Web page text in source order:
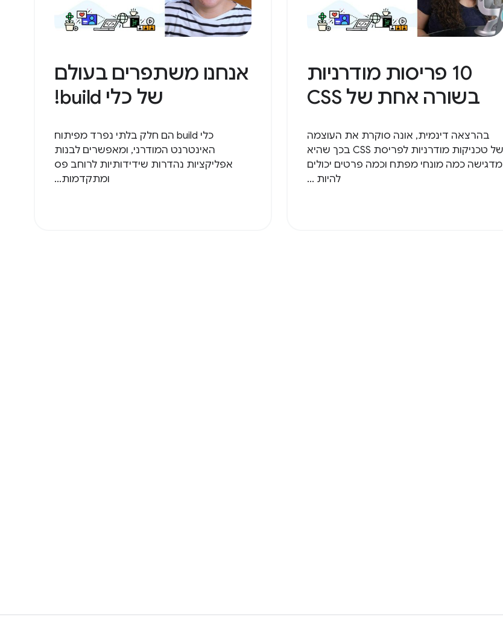
10 פריסות מודרניות
בשורה אחת של CSS
בהרצאה דינמית, אונה סוקרת את העוצמה
של טכניקות מודרניות לפריסת CSS בכך שהיא
מדגישה כמה מונחי מפתח וכמה פרטים יכולים
להיות ...
אנחנו משתפרים בעולם
של כלי build!
כלי build הם חלק בלתי נפרד מפיתוח
האינטרנט המודרני, ומאפשרים לבנות
אפליקציות נהדרות שידידותיות לרוחב פס
ומתקדמות...